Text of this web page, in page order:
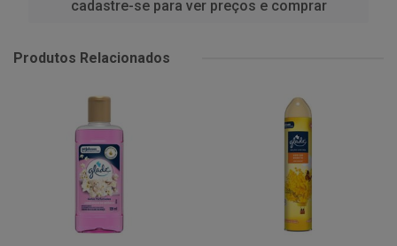
cadastre-se para ver preços e comprar
Produtos Relacionados